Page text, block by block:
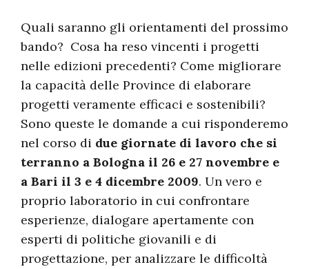
Quali saranno gli orientamenti del prossimo
bando? Cosa ha reso vincenti i progetti
nelle edizioni precedenti? Come migliorare
la capacità delle Province di elaborare
progetti veramente efficaci e sostenibili?
Sono queste le domande a cui risponderemo
nel corso di due giornate di lavoro che si
terranno a Bologna il 26 e 27 novembre e
a Bari il 3 e 4 dicembre 2009. Un vero e
proprio laboratorio in cui confrontare
esperienze, dialogare apertamente con
esperti di politiche giovanili e di
progettazione, per analizzare le difficoltà